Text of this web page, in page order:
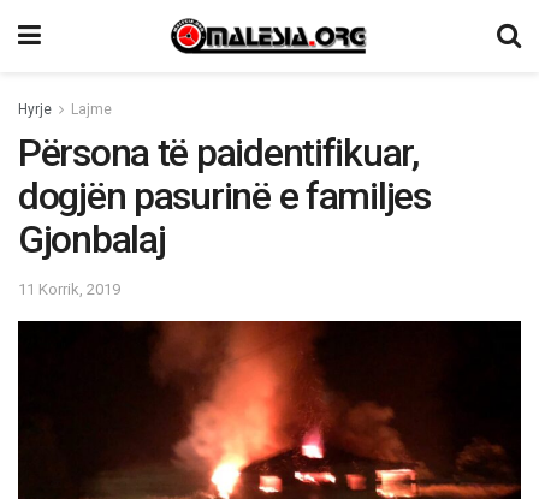
Hyrje Lajme
Përsona të paidentifikuar,
dogjën pasurinë e familjes
Gjonbalaj
11 Korrik, 2019